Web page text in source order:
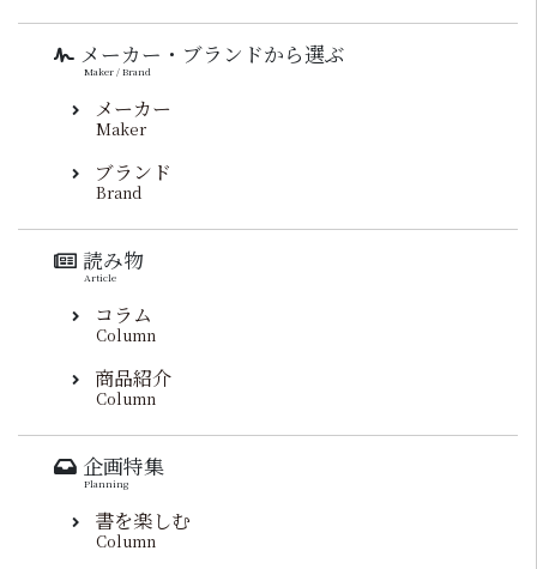
メーカー・ブランドから選ぶ
Maker / Brand
メーカー
Maker
ブランド
Brand
読み物
Article
コラム
Column
商品紹介
Column
企画特集
Planning
書を楽しむ
Column